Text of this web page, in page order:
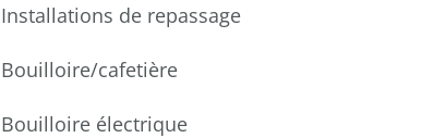
Installations de repassage
Bouilloire/cafetière
Bouilloire électrique